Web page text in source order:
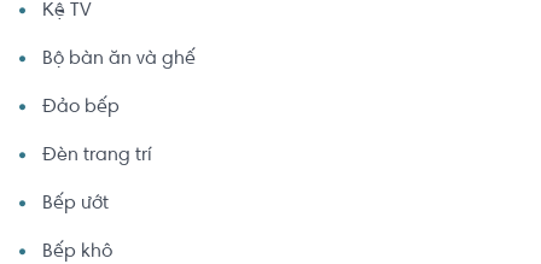
Kệ TV
Bộ bàn ăn và ghế
Đảo bếp
Đèn trang trí
Bếp ướt
Bếp khô